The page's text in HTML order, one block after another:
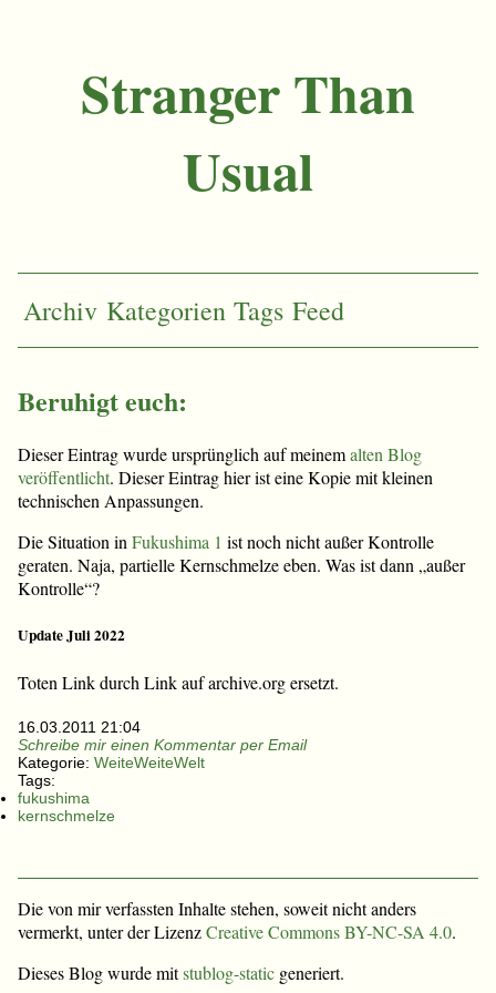
Stranger Than
Usual
Archiv Kategorien Tags Feed
Beruhigt euch:
Dieser Eintrag wurde ursprünglich auf meinemalten Blog
veröffentlicht. Dieser Eintrag hier ist eine Kopie mit kleinen
technischen Anpassungen.
Die Situation in Fukushima 1 ist noch nicht außer Kontrolle
geraten. Naja, partielle Kernschmelze eben. Was ist dann „außer
Kontrolle“?
Update Juli 2022
Toten Link durch Link auf archive.org ersetzt.
16.03.2011 21:04
Schreibe mir einen Kommentar per Email
Kategorie: WeiteWeiteWelt
Tags:
fukushima
kernschmelze
Die von mir verfassten Inhalte stehen, soweit nicht anders
vermerkt, unter der LizenzCreative Commons BY-NC-SA 4.0.
Dieses Blog wurde mitstublog-static generiert.